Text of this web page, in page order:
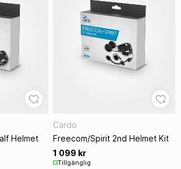
Helmet
Cardo
Freecom/Spirit 2nd Helmet Kit
1 099 kr
Tillgänglig